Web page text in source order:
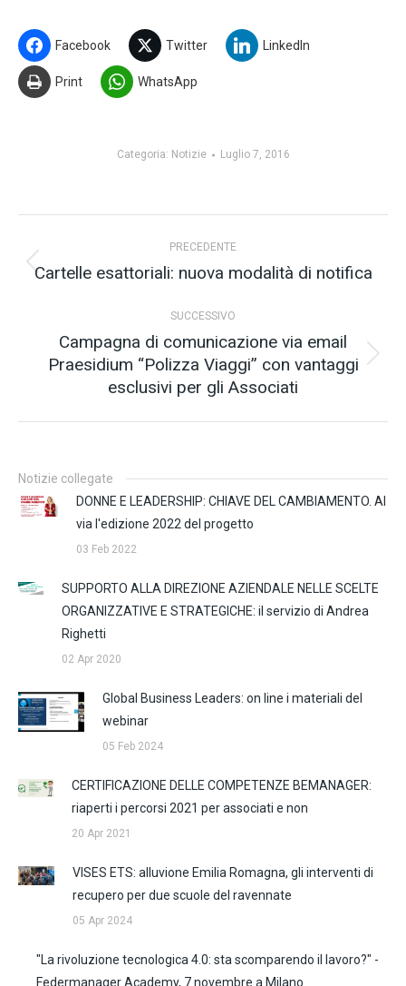
Facebook Twitter LinkedIn
Print WhatsApp
Categoria: Notizie Luglio 7, 2016
tra
post
PRECEDENTE
Post
Cartelle esattoriali: nuova modalità di notifica
SUCCESSIVO
Prossimo
post:
Campagna di comunicazione via email
Praesidium “Polizza Viaggi” con vantaggi
esclusivi per gli Associati
Notizie collegate
DONNE E LEADERSHIP: CHIAVE DEL CAMBIAMENTO. Al
via l'edizione 2022 del progetto
03 Feb 2022
SUPPORTO ALLA DIREZIONE AZIENDALE NELLE SCELTE
ORGANIZZATIVE E STRATEGICHE: il servizio di Andrea
Righetti
02 Apr 2020
Global Business Leaders: on line i materiali del
webinar
05 Feb 2024
CERTIFICAZIONE DELLE COMPETENZE BEMANAGER:
riaperti i percorsi 2021 per associati e non
20 Apr 2021
VISES ETS: alluvione Emilia Romagna, gli interventi di
recupero per due scuole del ravennate
05 Apr 2024
"La rivoluzione tecnologica 4.0: sta scomparendo il lavoro?" -
Federmanager Academy, 7 novembre a Milano